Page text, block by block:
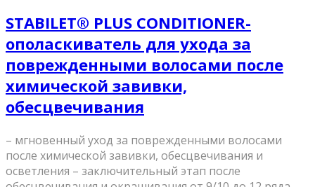
STABILET® PLUS CONDITIONER-
ополаскиватель для ухода за
поврежденными волосами после
химической завивки,
обесцвечивания
– мгновенный уход за поврежденными волосами
после химической завивки, обесцвечивания и
осветления – заключительный этап после